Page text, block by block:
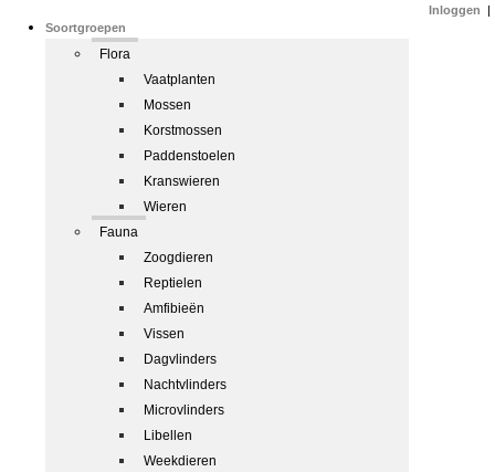
Soortgroepen
Flora
Vaatplanten
Mossen
Korstmossen
Paddenstoelen
Kranswieren
Wieren
Fauna
Zoogdieren
Reptielen
Amfibieën
Vissen
Dagvlinders
Nachtvlinders
Microvlinders
Libellen
Weekdieren
Inloggen |